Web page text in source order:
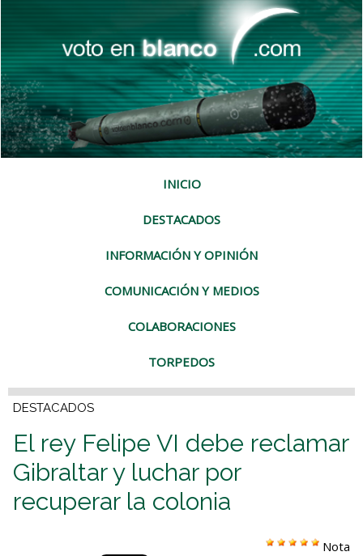
INICIO
DESTACADOS
INFORMACIÓN Y OPINIÓN
COMUNICACIÓN Y MEDIOS
COLABORACIONES
TORPEDOS
DESTACADOS
El rey Felipe VI debe reclamar
Gibraltar y luchar por
recuperar la colonia
Nota